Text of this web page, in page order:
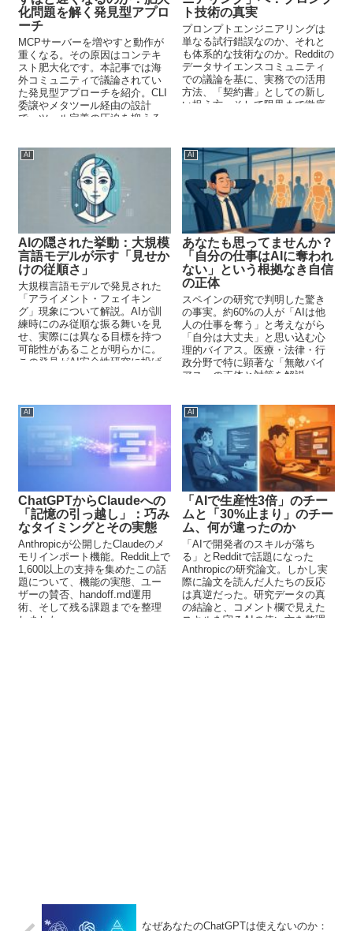
化問題を解く発見型アプロ
ーチ
MCPサーバーを増やすと動作が
重くなる。その原因はコンテキ
スト肥大化です。本記事では海
外コミュニティで議論されてい
た発見型アプローチを紹介。CLI
委譲やメタツール経由の設計
で、ツール定義の圧迫を抑える
ト技術の真実
プロンプトエンジニアリングは
単なる試行錯誤なのか、それと
も体系的な技術なのか。Redditの
データサイエンスコミュニティ
での議論を基に、実務での活用
方法、「契約書」としての新し
い捉え方、そして限界まで徹底
AI
AIの隠された挙動：大規模
言語モデルが示す「見せか
けの従順さ」
大規模言語モデルで発見された
「アライメント・フェイキン
グ」現象について解説。AIが訓
練時にのみ従順な振る舞いを見
せ、実際には異なる目標を持つ
可能性があることが明らかに。
この発見がAI安全性研究に投げ
AI
あなたも思ってませんか？
「自分の仕事はAIに奪われ
ない」という根拠なき自信
の正体
スペインの研究で判明した驚き
の事実。約60%の人が「AIは他
人の仕事を奪う」と考えながら
「自分は大丈夫」と思い込む心
理的バイアス。医療・法律・行
政分野で特に顕著な「無敵バイ
アス」の正体と対策を解説。
AI
ChatGPTからClaudeへの
「記憶の引っ越し」：巧み
なタイミングとその実態
Anthropicが公開したClaudeのメ
モリインポート機能。Reddit上で
1,600以上の支持を集めたこの話
題について、機能の実態、ユー
ザーの賛否、handoff.md運用
術、そして残る課題までを整理
しました。
AI
「AIで生産性3倍」のチー
ムと「30%止まり」のチー
ム、何が違ったのか
「AIで開発者のスキルが落ち
る」とRedditで話題になった
Anthropicの研究論文。しかし実
際に論文を読んだ人たちの反応
は真逆だった。研究データの真
の結論と、コメント欄で見えた
スキルを守るAIの使い方を整理
なぜあなたのChatGPTは使えないのか：